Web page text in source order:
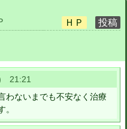
21:21
わないまでも不安なく治療